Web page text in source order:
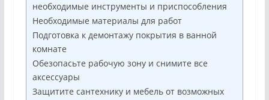
необходимые инструменты и приспособления
Необходимые материалы для работ
Подготовка к демонтажу покрытия в ванной
комнате
Обезопасьте рабочую зону и снимите все
аксессуары
Защитите сантехнику и мебель от возможных